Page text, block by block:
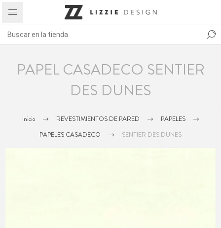
PAPEL CASADECO SENTIER
DES DUNES
Inicio REVESTIMIENTOS DE PARED
PAPELES
PAPELES CASADECO
SENTIER DES DUNES